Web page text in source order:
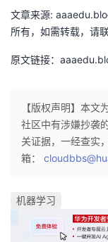
课
的
证
我
实
验
的
收
术
支
持
云
声
建
议
文章来源:
所有，如需转载，请联
原文链接：
【版权声明】本
社区中有涉嫌抄袭
关证据，一经查实
箱：
机器学习